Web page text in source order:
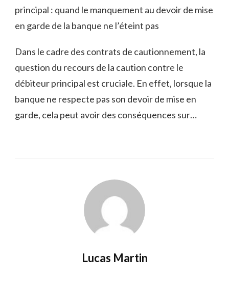
principal : quand le manquement au devoir de mise
en garde de la banque ne l’éteint pas
Dans le cadre des contrats de cautionnement, la
question du recours de la caution contre le
débiteur principal est cruciale. En effet, lorsque la
banque ne respecte pas son devoir de mise en
garde, cela peut avoir des conséquences sur…
Lucas Martin